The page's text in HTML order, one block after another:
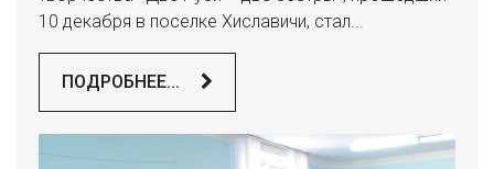
10 декабря в поселке Хиславичи, стал...
ПОДРОБНЕЕ...